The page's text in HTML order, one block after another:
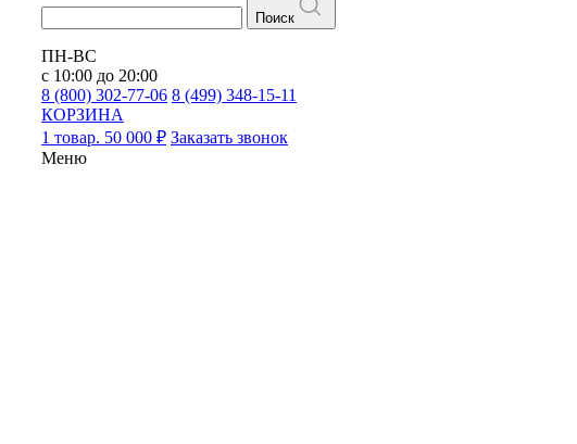
Поиск
ПН-ВС
с 10:00 до 20:00
8 (800) 302-77-06 8 (499) 348-15-11
КОРЗИНА
1 товар. 50 000 ₽ Заказать звонок
Меню